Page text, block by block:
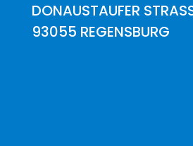
DONAUSTAUFER
93055 REGENSBURG